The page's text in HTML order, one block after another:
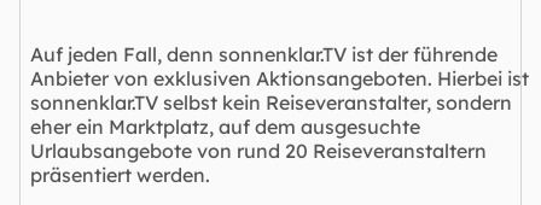
Auf jeden Fall, denn sonnenklar.TV ist der führende
Anbieter von exklusiven Aktionsangeboten. Hierbei ist
sonnenklar.TV selbst kein Reiseveranstalter, sondern
eher ein Marktplatz, auf dem ausgesuchte
Urlaubsangebote von rund 20 Reiseveranstaltern
präsentiert werden.